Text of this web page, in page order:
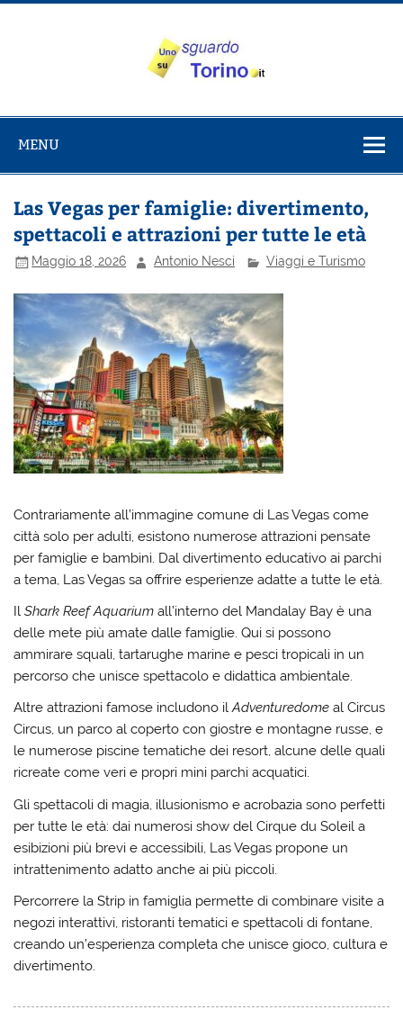
Salta
su Torino
MENU
Las Vegas per famiglie: divertimento,
spettacoli e attrazioni per tutte le età
Maggio 18, 2026 Antonio Nesci Viaggi e Turismo
Contrariamente all’immagine comune di Las Vegas come
città solo per adulti, esistono numerose attrazioni pensate
per famiglie e bambini. Dal divertimento educativo ai parchi
a tema, Las Vegas sa offrire esperienze adatte a tutte le età.
IlShark Reef Aquarium all’interno del Mandalay Bay è una
delle mete più amate dalle famiglie. Qui si possono
ammirare squali, tartarughe marine e pesci tropicali in un
percorso che unisce spettacolo e didattica ambientale.
Altre attrazioni famose includono ilAdventuredome al Circus
Circus, un parco al coperto con giostre e montagne russe, e
le numerose piscine tematiche dei resort, alcune delle quali
ricreate come veri e propri mini parchi acquatici.
Gli spettacoli di magia, illusionismo e acrobazia sono perfetti
per tutte le età: dai numerosi show del Cirque du Soleil a
esibizioni più brevi e accessibili, Las Vegas propone un
intrattenimento adatto anche ai più piccoli.
Percorrere la Strip in famiglia permette di combinare visite a
negozi interattivi, ristoranti tematici e spettacoli di fontane,
creando un’esperienza completa che unisce gioco, cultura e
divertimento.